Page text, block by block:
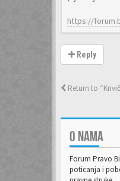
https://
Reply
Return to
O NAMA
Forum Pravo
poticanja i